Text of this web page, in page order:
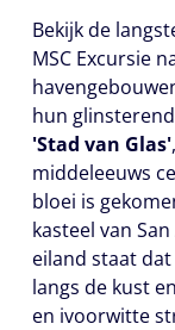
Bekijk de
MSC Excursie
hun
'Stad van Glas'
middeleeuws
bloei is
kasteel van
eiland staat
langs de kust
en ivoorwitte